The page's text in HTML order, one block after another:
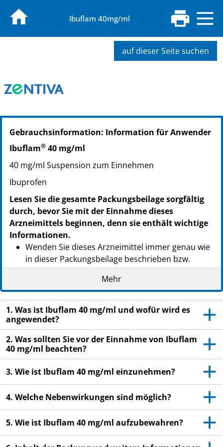
Ibuflam 40mg/ml
auf dieser Seite suchen
PZN: 09731739
PPN: 110973173938
Gebrauchsinformation: Information für Anwender
Ibuflam® 40 mg/ml
40 mg/ml Suspension zum Einnehmen
Ibuprofen
Lesen Sie die gesamte Packungsbeilage sorgfältig
durch, bevor Sie mit der Einnahme dieses
Arzneimittels beginnen, denn sie enthält wichtige
Informationen.
Wenden Sie dieses Arzneimittel immer genau wie
in dieser Packungsbeilage beschrieben bzw.
genau nach Anweisung Ihres Arztes oder
Heben Sie die Packungsbeilage auf. Vielleicht
möchten Sie diese später nochmals lesen.
Fragen Sie Ihren Apotheker, wenn Sie weitere
Informationen oder einen Rat benötigen.
Wenn Sie Nebenwirkungen bemerken, wenden Sie
sich an Ihren Arzt oder Apotheker. Dies gilt auch
für Nebenwirkungen, die nicht in dieser
Packungsbeilage angegeben sind. Siehe Abschnitt
Wenn sich Kinder und Jugendliche nach 3 Tagen
nicht besser oder gar schlechter fühlen, wenden
Mehr
1. Was ist Ibuflam 40 mg/ml und wofür wird es
angewendet?
2. Was sollten Sie vor der Einnahme von Ibuflam
40 mg/ml beachten?
3. Wie ist Ibuflam 40 mg/ml einzunehmen?
4. Welche Nebenwirkungen sind möglich?
5. Wie ist Ibuflam 40 mg/ml aufzubewahren?